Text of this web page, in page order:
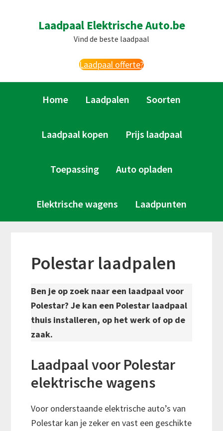
Laadpaal Elektrische Auto.be
Vind de beste laadpaal
Laadpaal offerte?
Home Laadpalen Soorten
Laadpaal kopen Prijs laadpaal
Toepassing Auto opladen
Elektrische wagens Laadpunten
Polestar laadpalen
Ben je op zoek naar een laadpaal voor
Polestar? Je kan een Polestar laadpaal
thuis installeren, op het werk of op de
zaak.
Laadpaal voor Polestar
elektrische wagens
Voor onderstaande elektrische auto’s van
Polestar kan je zeker en vast een geschikte